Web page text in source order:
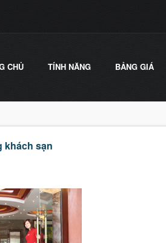
CHỦ TÍNH NĂNG BẢNG GIÁ
khách sạn